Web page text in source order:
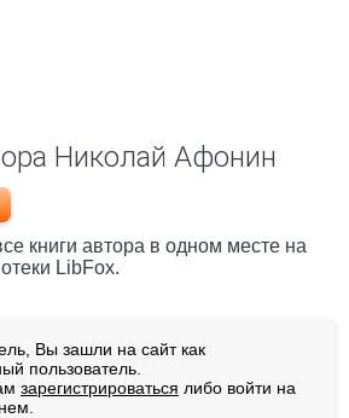
Николай Афонин
книги автора в одном месте на
LibFox.
Вы зашли на сайт как
пользователь.
зарегистрироваться либо войти на